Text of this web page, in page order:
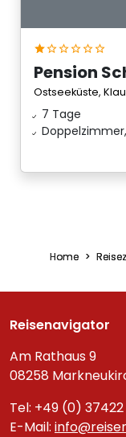
Pension
Ostseeküste,
7 Tage
Home
Reisenavigator
Am Rathaus 9
08258
Tel: +49 (0)
E-Mail: